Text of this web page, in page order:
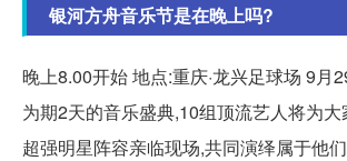
银河方舟音乐节是在晚上吗?
晚上8.00开始 地点:重庆·龙兴足球场 9月
为期2天的音乐盛典,10组顶流艺人将为
超强明星阵容亲临现场,共同演绎属于他们